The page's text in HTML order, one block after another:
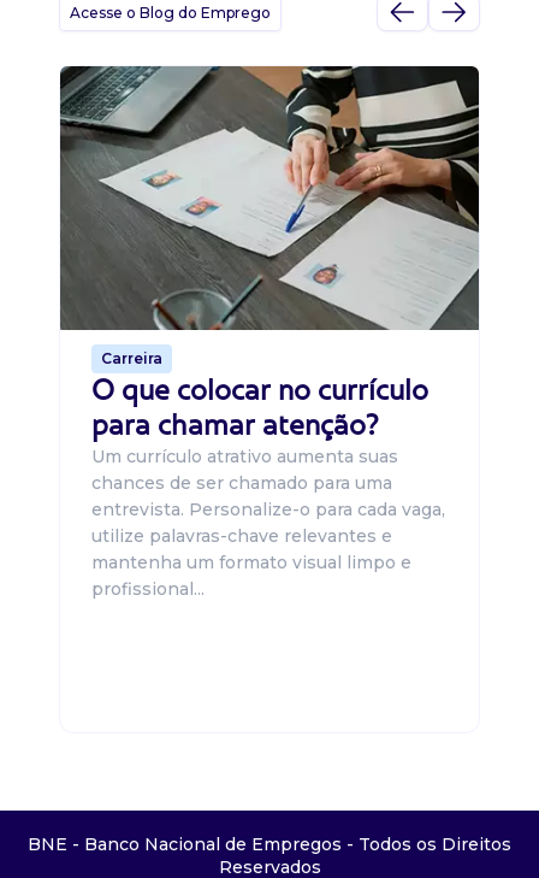
Acesse o Blog do Emprego
Carreira
O que colocar no currículo
para chamar atenção?
Um currículo atrativo aumenta suas
chances de ser chamado para uma
entrevista. Personalize-o para cada vaga,
utilize palavras-chave relevantes e
mantenha um formato visual limpo e
profissional...
BNE - Banco Nacional de Empregos - Todos os Direitos
Reservados